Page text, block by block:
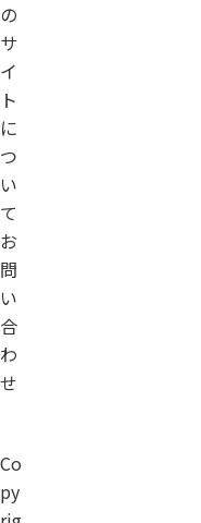
の
サ
イ
ト
に
つ
い
て
お
問
い
合
わ
せ
Co
py